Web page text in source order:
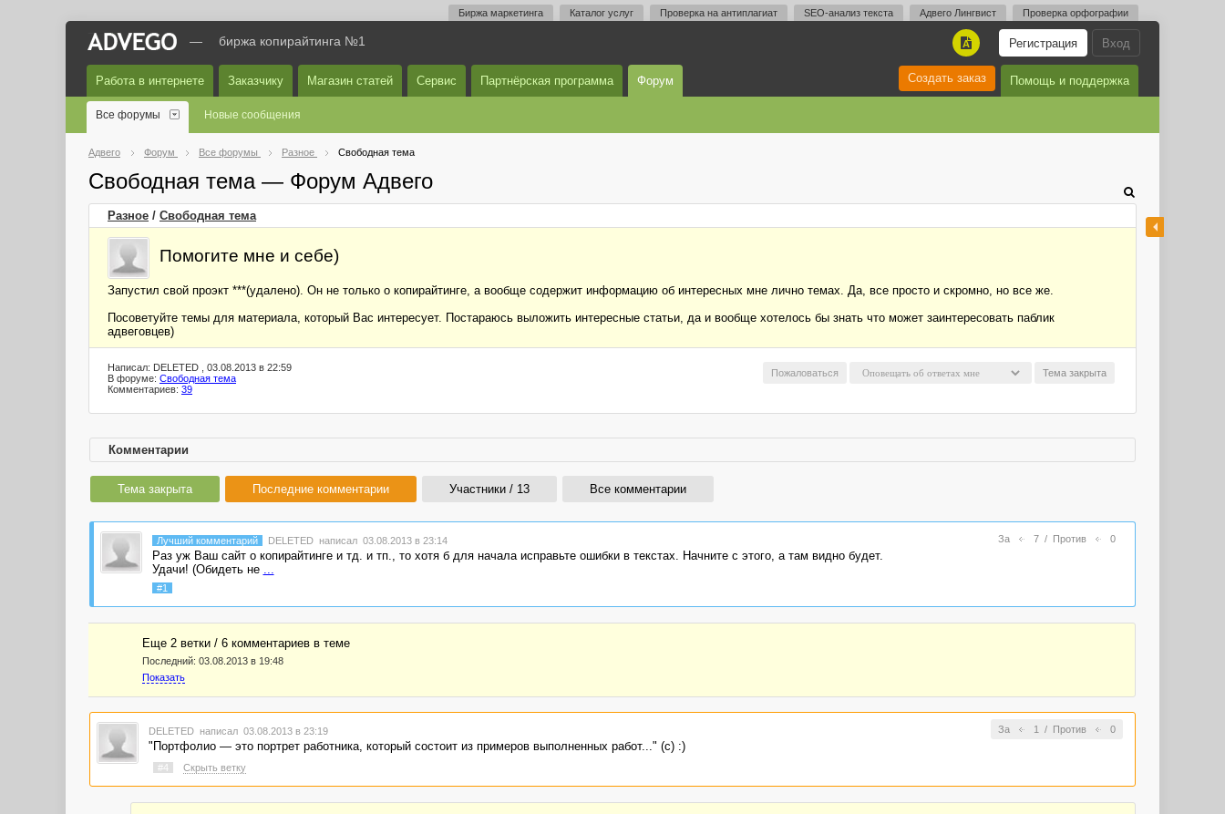
Биржа маркетинга Каталог услуг Проверка на антиплагиат SEO-анализ текста Адвего Лингвист Проверка орфографии
Вход
Регистрация
A
— биржа копирайтинга №1
Работа в интернете Заказчику Магазин статей Сервис Партнёрская программа Форум Помощь и поддержка
Создать заказ
Все форумы Новые сообщения
Адвего Форум Все форумы Разное Свободная тема
Свободная тема — Форум Адвего
Разное / Свободная тема
Помогите мне и себе)
Запустил свой проэкт ***(удалено). Он не только о копирайтинге, а вообще содержит информацию об интересных мне лично темах. Да, все просто и скромно, но все же.
Посоветуйте темы для материала, который Вас интересует. Постараюсь выложить интересные статьи, да и вообще хотелось бы знать что может заинтересовать паблик
адвеговцев)
Тема закрыта
Пожаловаться
Написал: DELETED , 03.08.2013 в 22:59
В форуме: Свободная тема
Комментариев: 39
Комментарии
Тема закрыта Последние комментарии Участники / 13 Все комментарии
За 7/ Против 0
Лучший комментарий DELETED написал 03.08.2013 в 23:14
Раз уж Ваш сайт о копирайтинге и тд. и тп., то хотя б для начала исправьте ошибки в текстах. Начните с этого, а там видно будет.
Удачи! (Обидеть не ...
#1
Еще 2 ветки / 6 комментариев в темe
Последний: 03.08.2013 в 19:48
Показать
За 1 / Против 0
DELETED написал 03.08.2013 в 23:19
"Портфолио — это портрет работника, который состоит из примеров выполненных работ..." (с) :)
#4 Скрыть ветку